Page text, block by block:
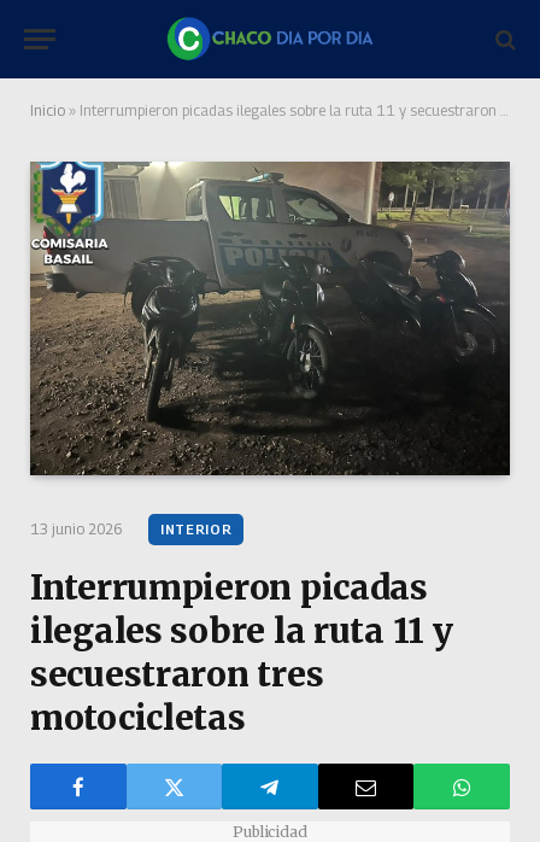
Inicio » Interrumpieron picadas ilegales sobre la ruta 11 y secuestraron tres motocicletas
13 junio 2026 INTERIOR
Interrumpieron picadas
ilegales sobre la ruta 11 y
secuestraron tres
motocicletas
Publicidad